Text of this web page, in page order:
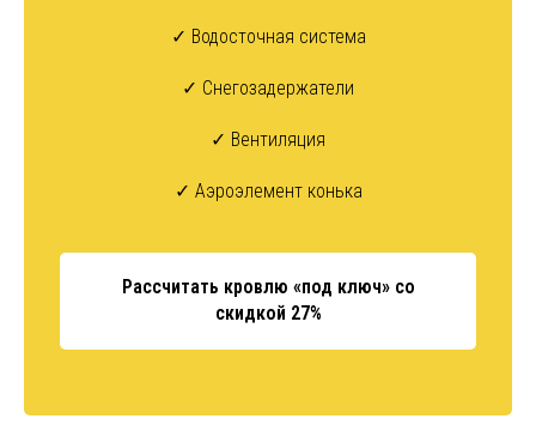
✓ Водосточная система
✓ Снегозадержатели
✓ Вентиляция
✓ Аэроэлемент конька
Рассчитать кровлю «под ключ» со
скидкой 27%